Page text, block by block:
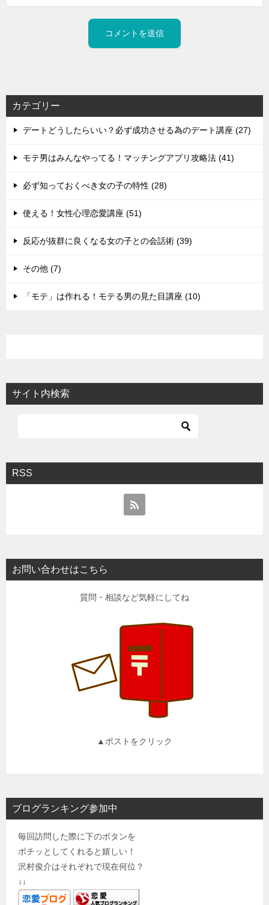
カテゴリー
デートどうしたらいい？必ず成功させる為のデート講座 (27)
モテ男はみんなやってる！マッチングアプリ攻略法 (41)
必ず知っておくべき女の子の特性 (28)
使える！女性心理恋愛講座 (51)
反応が抜群に良くなる女の子との会話術 (39)
その他 (7)
「モテ」は作れる！モテる男の見た目講座 (10)
サイト内検索
RSS
お問い合わせはこちら
質問・相談など気軽にしてね
▲ポストをクリック
ブログランキング参加中
毎回訪問した際に下のボタンを
ポチッとしてくれると嬉しい！
沢村俊介はそれぞれで現在何位？
↓↓